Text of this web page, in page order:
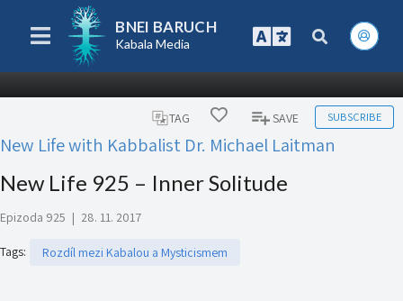
BNEI BARUCH
Kabala Media
TAG SAVE SUBSCRIBE
New Life with Kabbalist Dr. Michael Laitman
New Life 925 – Inner Solitude
Epizoda 925 | 28. 11. 2017
Tags: Rozdíl mezi Kabalou a Mysticismem